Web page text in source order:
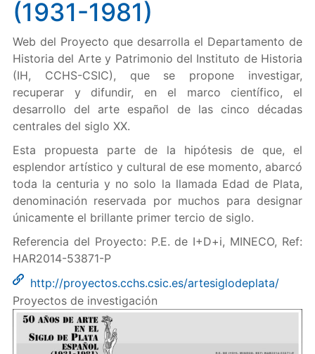
(1931-1981)
Web del Proyecto que desarrolla el Departamento de
Historia del Arte y Patrimonio del Instituto de Historia
(IH, CCHS-CSIC), que se propone investigar,
recuperar y difundir, en el marco científico, el
desarrollo del arte español de las cinco décadas
centrales del siglo XX.
Esta propuesta parte de la hipótesis de que, el
esplendor artístico y cultural de ese momento, abarcó
toda la centuria y no solo la llamada Edad de Plata,
denominación reservada por muchos para designar
únicamente el brillante primer tercio de siglo.
Referencia del Proyecto: P.E. de I+D+i, MINECO, Ref:
HAR2014-53871-P
http://proyectos.cchs.csic.es/artesiglodeplata/
Proyectos de investigación